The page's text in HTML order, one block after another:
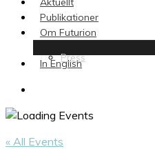
Publikationer
Om Futurion
Press
In English
« All Events